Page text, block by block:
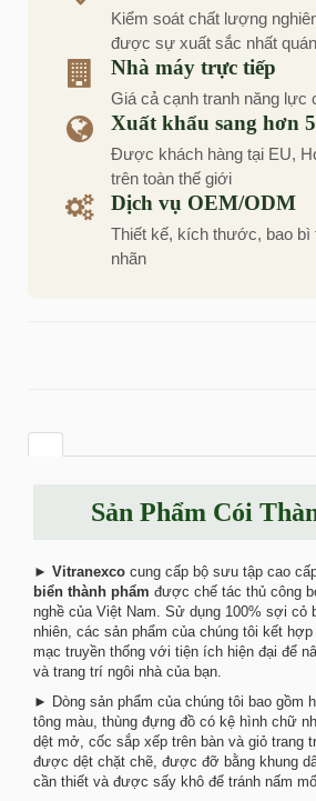
Kiểm soát chất lượng
được sự xuất sắc nhất quán
Nhà máy trực tiếp
Giá cả cạnh tranh năng lực
Xuất khẩu sang hơn
Được khách hàng tại EU,
trên toàn thế giới
Dịch vụ OEM/ODM
Thiết kế, kích thước, bao bì
nhãn
Sản Phẩm Cói
► Vitranexco cung cấp bộ sưu tập cao
biển thành phẩm được chế tác thủ công
nghề của Việt Nam. Sử dụng 100% sợi cỏ
nhiên, các sản phẩm của chúng tôi kết
mạc truyền thống với tiện ích hiện đại để
và trang trí ngôi nhà của bạn.
► Dòng sản phẩm của chúng tôi bao gồm
tông màu, thùng đựng đồ có kệ hình chữ
dệt mở, cốc sắp xếp trên bàn và giỏ trang
được dệt chặt chẽ, được đỡ bằng khung
cần thiết và được sấy khô để tránh nấm